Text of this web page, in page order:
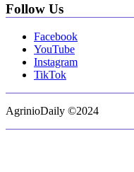
Follow Us
Facebook
YouTube
Instagram
TikTok
AgrinioDaily ©2024